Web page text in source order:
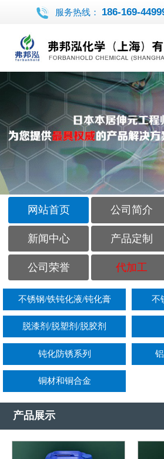
服务热线： 186-169-
网站首页 公司简介
新闻中心 产品定制
公司荣誉 代加工
不锈钢/铁钝化液/钝化膏 不
脱漆剂/脱塑剂/脱胶剂
钝化防锈系列
铜材和铜合金
产品展示